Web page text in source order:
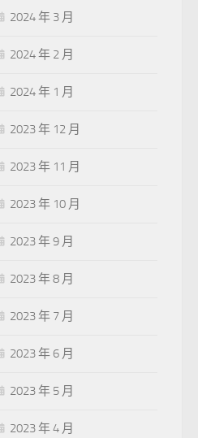
2024 年 3 月
2024 年 2 月
2024 年 1 月
2023 年 12 月
2023 年 11 月
2023 年 10 月
2023 年 9 月
2023 年 8 月
2023 年 7 月
2023 年 6 月
2023 年 5 月
2023 年 4 月